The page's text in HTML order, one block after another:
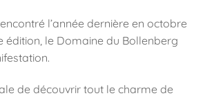
l’année dernière en octobre
édition, le Domaine du Bollenberg
de découvrir tout le charme de